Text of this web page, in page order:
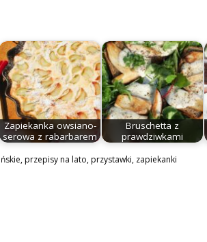
Zapiekanka owsiano-
serowa z rabarbarem
Bruschetta z
prawdziwkami
,przepisy na lato,przystawki, zapiekanki